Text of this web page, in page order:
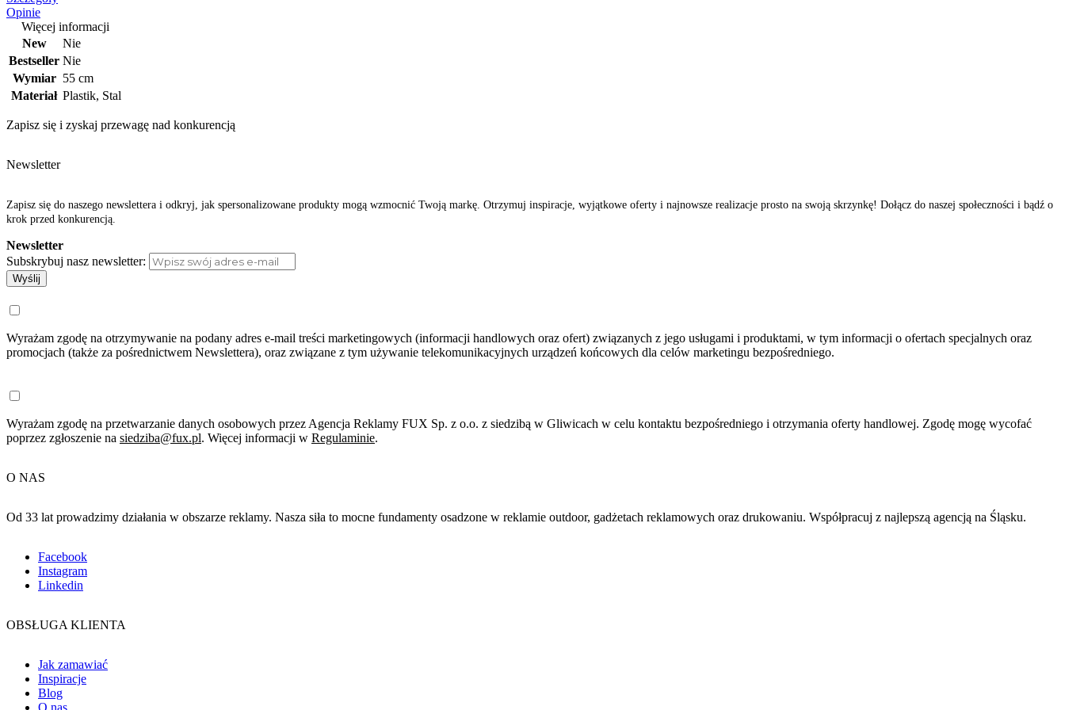
Opinie
Więcej informacji
New
Nie
Bestseller Nie
Wymiar 55 cm
Materiał Plastik, Stal
Zapisz się i zyskaj przewagę nad konkurencją
Newsletter
Zapisz się do naszego newslettera i odkryj, jak spersonalizowane produkty mogą wzmocnić Twoją markę. Otrzymuj inspiracje, wyjątkowe oferty i najnowsze realizacje prosto na swoją skrzynkę! Dołącz do naszej społeczności i bądź o
krok przed konkurencją.
Newsletter
Subskrybuj nasz newsletter:
Wyślij
Wyrażam zgodę na otrzymywanie na podany adres e-mail treści marketingowych (informacji handlowych oraz ofert) związanych z jego usługami i produktami, w tym informacji o ofertach specjalnych oraz
promocjach (także za pośrednictwem Newslettera), oraz związane z tym używanie telekomunikacyjnych urządzeń końcowych dla celów marketingu bezpośredniego.
Wyrażam zgodę na przetwarzanie danych osobowych przez Agencja Reklamy FUX Sp. z o.o. z siedzibą w Gliwicach w celu kontaktu bezpośredniego i otrzymania oferty handlowej. Zgodę mogę wycofać
poprzez zgłoszenie na siedziba@fux.pl. Więcej informacji w Regulaminie.
O NAS
Od 33 lat prowadzimy działania w obszarze reklamy. Nasza siła to mocne fundamenty osadzone w reklamie outdoor, gadżetach reklamowych oraz drukowaniu. Współpracuj z najlepszą agencją na Śląsku.
Facebook
Instagram
Linkedin
OBSŁUGA KLIENTA
Jak zamawiać
Inspiracje
Blog
O nas